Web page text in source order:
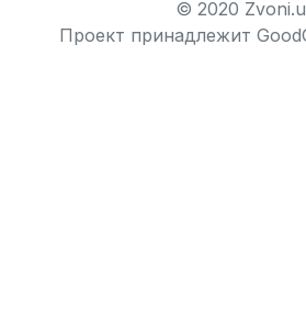
© 2020
Проект принадлежит